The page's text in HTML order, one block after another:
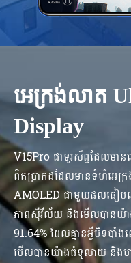
អេក្រង់លាត
Display
V15Pro ជាទូរស័ព្ទដែលម
ពិតប្រាកដដែលមានទំហំអេក្
AMOLED ជាមួយផលធៀបអ
ភាពស៊ីវីល័យ និងមើលបានយ៉ា
91.64% ដែលគ្មានអ្វីបិទប
មើលបានយ៉ាងធំទូលាយ និងម